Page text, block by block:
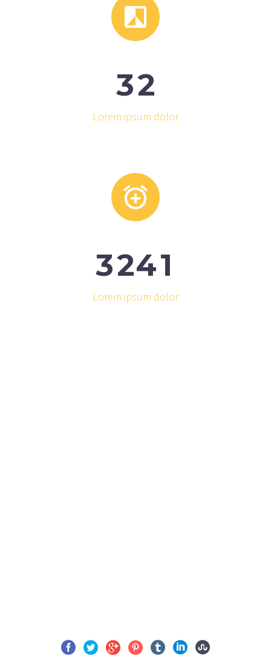


32
Lorem ipsum dolor


3241
Lorem ipsum dolor